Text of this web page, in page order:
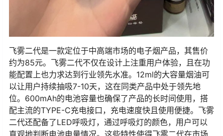
飞雾二代是一款定位于中高端市场的电子烟产品，其售价
约为85元。飞雾二代不仅在设计上注重用户体验，且在功
能配置上也力求达到行业领先水准。12ml的大容量烟油可
以让用户持续抽吸7-10天，这在同类产品中处于领先地
位。600mAh的电池容量也确保了产品的长时间使用，搭
配主流的TYPE-C充电接口，充电速度快且使用便捷。飞雾
二代还配备了LED呼吸灯，通过呼吸灯的颜色，用户可以
直观地判断电池电量情况。这些特性使得飞雾二代在市场